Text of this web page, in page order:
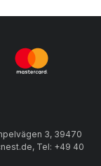
3, 39470
Tel: +49 40